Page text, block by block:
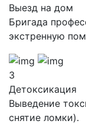
Выезд на дом
Бригада
экстренную
3
Детоксикация
Выведение
снятие ломки).